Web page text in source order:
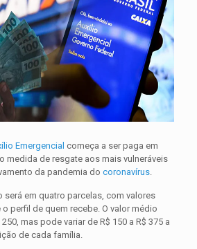
Emergencial começa a ser paga em
medida de resgate aos mais vulneráveis
da pandemia do coronavírus.
será em quatro parcelas, com valores
perfil de quem recebe. O valor médio
mas pode variar de R$ 150 a R$ 375 a
de cada família.